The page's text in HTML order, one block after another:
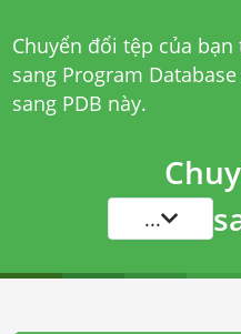
Chuyển đổi tệp của
sang Program Database
sang PDB này.
...